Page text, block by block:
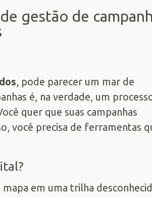
gestão de
, pode parecer um mar de
é, na verdade, um
quer que suas campanhas
você precisa de ferramentas
em uma trilha